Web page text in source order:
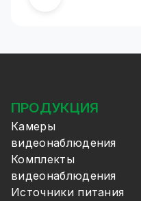
ПРОДУКЦИЯ
Камеры
видеонаблюдения
Комплекты
видеонаблюдения
Источники питания